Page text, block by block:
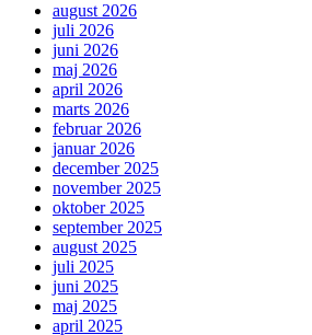
august 2026
juli 2026
juni 2026
maj 2026
april 2026
marts 2026
februar 2026
januar 2026
december 2025
november 2025
oktober 2025
september 2025
august 2025
juli 2025
juni 2025
maj 2025
april 2025